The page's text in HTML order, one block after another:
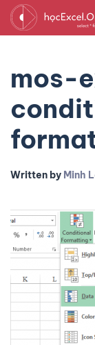
mos-
Written by Minh